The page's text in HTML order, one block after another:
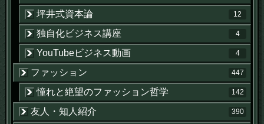
坪井式資本論 12
独自化ビジネス講座 4
YouTubeビジネス動画 4
ファッション 447
憧れと絶望のファッション哲学 142
友人・知人紹介 390